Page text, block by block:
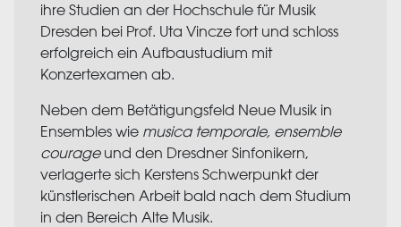
ihre Studien an der Hochschule für Musik
Dresden bei Prof. Uta Vincze fort und schloss
erfolgreich ein Aufbaustudium mit
Konzertexamen ab.
Neben dem Betätigungsfeld Neue Musik in
Ensembles wie musica temporale, ensemble
courageund den Dresdner Sinfonikern,
verlagerte sich Kerstens Schwerpunkt der
künstlerischen Arbeit bald nach dem Studium
in den Bereich Alte Musik.